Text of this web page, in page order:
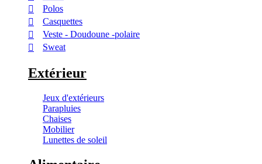
Polos
Casquettes
Veste - Doudoune -polaire
Sweat
Extérieur
Jeux d'extérieurs
Parapluies
Chaises
Mobilier
Lunettes de soleil